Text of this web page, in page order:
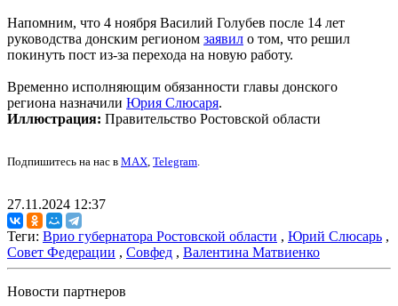
Напомним, что 4 ноября Василий Голубев после 14 лет
руководства донским регионом заявил о том, что решил
покинуть пост из-за перехода на новую работу.
Временно исполняющим обязанности главы донского
региона назначили Юрия Слюсаря.
Иллюстрация: Правительство Ростовской области
Подпишитесь на нас в MAX, Telegram.
27.11.2024 12:37
Теги: Врио губернатора Ростовской области , Юрий Слюсарь ,
Совет Федерации , Совфед , Валентина Матвиенко
Новости партнеров